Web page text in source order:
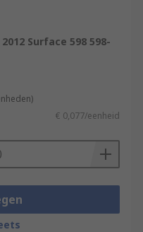
Surface 598 598-
€ 0,077/eenheid